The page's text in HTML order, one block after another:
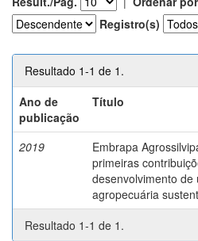
Registro(s)
Resultado 1-1 de 1.
Ano de
publicação
Título
2019
Embrapa
primeiras
desenvolvimento de
agropecuária
Resultado 1-1 de 1.